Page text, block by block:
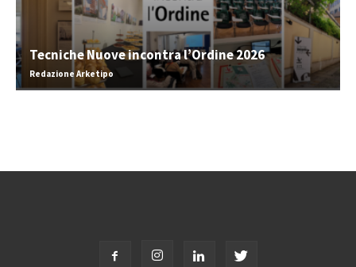
Tecniche Nuove incontra l’Ordine 2026
Redazione Arketipo